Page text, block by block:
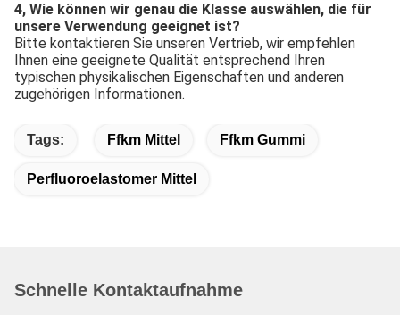
4, Wie können wir genau die Klasse auswählen, die für
unsere Verwendung geeignet ist?
Bitte kontaktieren Sie unseren Vertrieb, wir empfehlen
Ihnen eine geeignete Qualität entsprechend Ihren
typischen physikalischen Eigenschaften und anderen
zugehörigen Informationen.
Tags: Ffkm Mittel Ffkm Gummi
Perfluoroelastomer Mittel
Schnelle Kontaktaufnahme